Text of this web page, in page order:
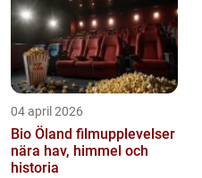
04 april 2026
Bio Öland filmupplevelser
nära hav, himmel och
historia